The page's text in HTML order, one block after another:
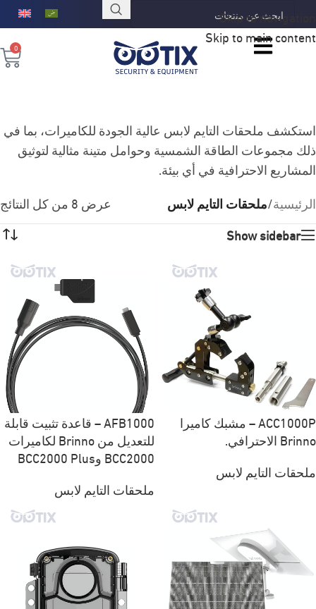
Skip to navigation
Skip to main content
0
استكشف ملحقات التايم لابس عالية الجودة للكاميرات، بما في
ذلك مجموعات الطاقة الشمسية وحوامل متينة مثالية لتوثيق
المشاريع الاحترافية في أي بيئة.
الرئيسية/ملحقات التايم لابس
عرض ⁦8⁩ من كل النتائج
Show sidebar
ACC1000P – مشبك كاميرا
Brinno الاحترافي.
ملحقات التايم لابس
AFB1000 – قاعدة تثبيت قابلة
للتعديل من Brinno لكاميرات
BCC2000 وBCC2000 Plus
ملحقات التايم لابس